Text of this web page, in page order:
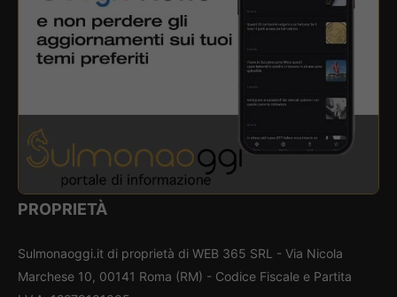
PROPRIETÀ
Sulmonaoggi.it di proprietà di WEB 365 SRL - Via Nicola
Marchese 10, 00141 Roma (RM) - Codice Fiscale e Partita